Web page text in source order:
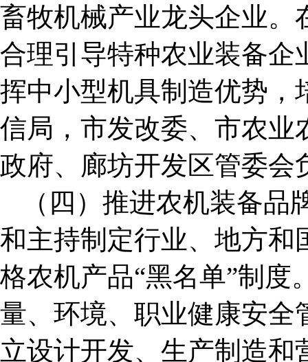
畜牧机械产业龙头企业。
合理引导特种农业装备企
挥中小型机具制造优势，
信局，市发改委、市农业
政府、廊坊开发区管委会
（四）推进农机装备
和主持制定行业、地方和
格农机产品“黑名单”制度
量、环境、职业健康安全
立设计开发、生产制造